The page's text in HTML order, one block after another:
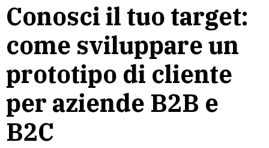
Conosci il tuo target:
come sviluppare un
prototipo di cliente
per aziende B2B e
B2C